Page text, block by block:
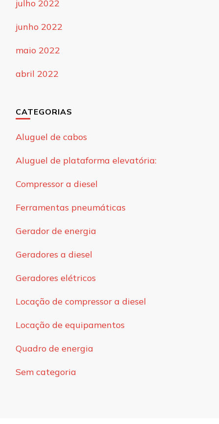
julho 2022
junho 2022
maio 2022
abril 2022
CATEGORIAS
Aluguel de cabos
Aluguel de plataforma elevatória:
Compressor a diesel
Ferramentas pneumáticas
Gerador de energia
Geradores a diesel
Geradores elétricos
Locação de compressor a diesel
Locação de equipamentos
Quadro de energia
Sem categoria